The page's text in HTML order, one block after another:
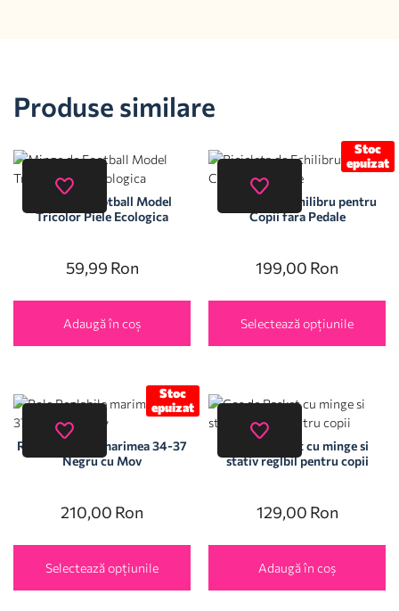
Produse similare
Minge de Football Model
Tricolor Piele Ecologica
59,99 Ron
Adaugă în coș
Stoc
epuizat
Bicicleta de Echilibru pentru
Copii fara Pedale
199,00 Ron
Selectează opțiunile
Stoc
epuizat
Role Reglabile marimea 34-37
Negru cu Mov
210,00 Ron
Selectează opțiunile
Cos de Basket cu minge si
stativ reglbil pentru copii
129,00 Ron
Adaugă în coș